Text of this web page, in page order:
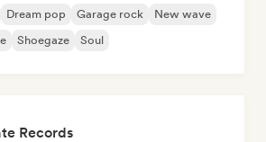
Dream pop Garage rock
New wave
Shoegaze Soul
Records